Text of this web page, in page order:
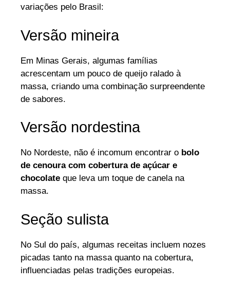
variações pelo Brasil:
Versão mineira
Em Minas Gerais, algumas famílias
acrescentam um pouco de queijo ralado à
massa, criando uma combinação surpreendente
de sabores.
Versão nordestina
No Nordeste, não é incomum encontrar o bolo
de cenoura com cobertura de açúcar e
chocolate que leva um toque de canela na
massa.
Seção sulista
No Sul do país, algumas receitas incluem nozes
picadas tanto na massa quanto na cobertura,
influenciadas pelas tradições europeias.